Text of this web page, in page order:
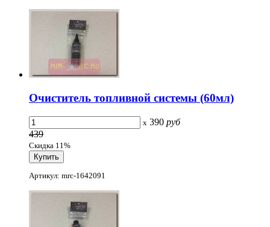
Очиститель топливной системы (60мл)
x 390 руб
439
Скидка 11%
Артикул: mrc-1642091